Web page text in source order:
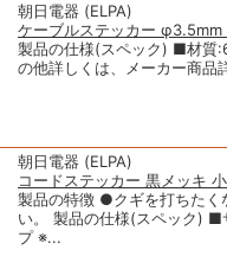
朝日電器 (ELPA)
ケーブルステッカー
製品の仕様(スペック) ■材質
の他詳しくは、メーカー商品
朝日電器 (ELPA)
コードステッカー 黒メッキ
製品の特徴 ●クギを打ちたく
い。 製品の仕様(スペック)
プ ※...